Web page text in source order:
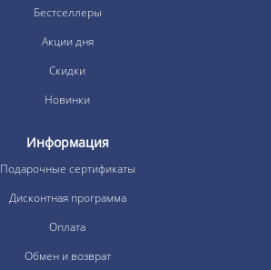
Бестселлеры
Акции дня
Скидки
Новинки
Информация
Подарочные сертификаты
Дисконтная программа
Оплата
Обмен и возврат